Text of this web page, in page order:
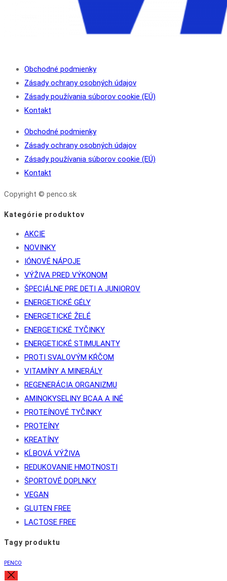
Obchodné podmienky
Zásady ochrany osobných údajov
Zásady používania súborov cookie (EÚ)
Kontakt
Obchodné podmienky
Zásady ochrany osobných údajov
Zásady používania súborov cookie (EÚ)
Kontakt
Copyright © penco.sk
Kategórie produktov
AKCIE
NOVINKY
IÓNOVÉ NÁPOJE
VÝŽIVA PRED VÝKONOM
ŠPECIÁLNE PRE DETI A JUNIOROV
ENERGETICKÉ GÉLY
ENERGETICKÉ ŽELÉ
ENERGETICKÉ TYČINKY
ENERGETICKÉ STIMULANTY
PROTI SVALOVÝM KŔČOM
VITAMÍNY A MINERÁLY
REGENERÁCIA ORGANIZMU
AMINOKYSELINY BCAA A INÉ
PROTEÍNOVÉ TYČINKY
PROTEÍNY
KREATÍNY
KĹBOVÁ VÝŽIVA
REDUKOVANIE HMOTNOSTI
ŠPORTOVÉ DOPLNKY
VEGAN
GLUTEN FREE
LACTOSE FREE
Tagy produktu
PENCO